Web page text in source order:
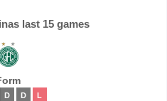
last 15 games
D D L